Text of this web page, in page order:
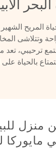
المريح
وتتلاشى
ترحيبي، تعد
بالحياة
منزل
مايوركا